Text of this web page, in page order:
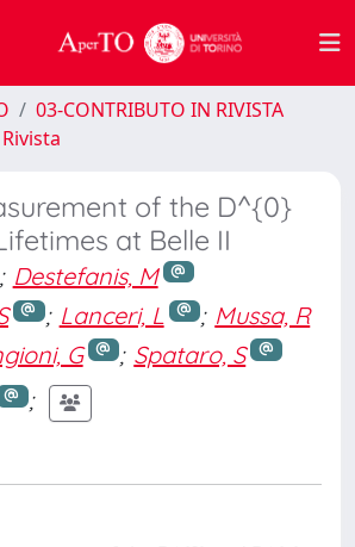
03-CONTRIBUTO IN RIVISTA
of the D^{0}
at Belle II
Destefanis, M
; Lanceri, L ; Mussa, R
G ; Spataro, S
;